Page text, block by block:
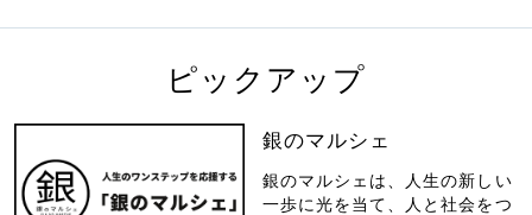
ピックアップ
銀のマルシェ
銀のマルシェは、人生の新しい
一歩に光を当て、人と社会をつ